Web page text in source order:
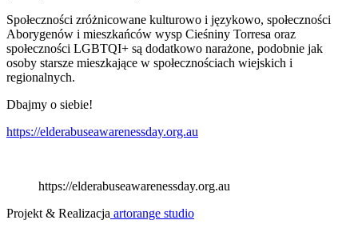
Społeczności zróżnicowane kulturowo i językowo, społeczności
Aborygenów i mieszkańców wysp Cieśniny Torresa oraz
społeczności LGBTQI+ są dodatkowo narażone, podobnie jak
osoby starsze mieszkające w społecznościach wiejskich i
regionalnych.
Dbajmy o siebie!
https://elderabuseawarenessday.org.au
https://elderabuseawarenessday.org.au
Projekt & Realizacja artorange studio